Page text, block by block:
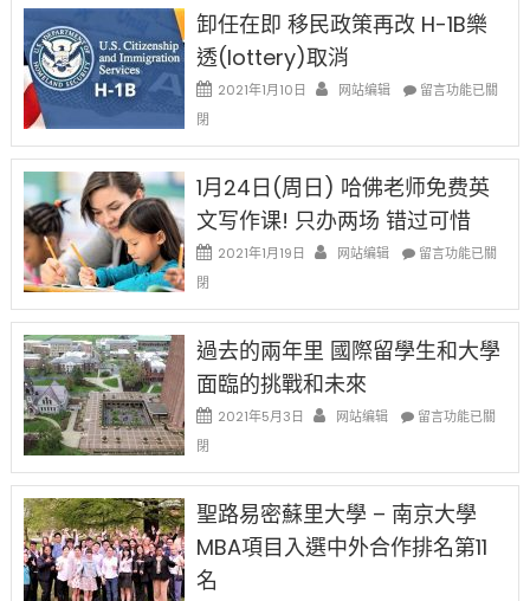
後
開
OPT
開
刀〉
中
讓
話
請
1B
簽
證
高
先
得〉
卸任在即 移民政策再改 H-1B樂
透(lottery)取消
2021年1月10日 网站编辑
在
在
即
移
民
策
改
1B
(lottery)
中
留言功能已關
閉
1月24日(周日) 哈佛老师免费英
文写作课! 只办两场 错过可惜
2021年1月19日 网站编辑
在
24
日
(周
佛
师
费
英
文
留言功能已關
閉
過去的兩年里 國際留學生和大學
面臨的挑戰和未來
2021年5月3日 网站编辑
在
的
兩
年
里
留言功能已關
閉
聖路易密蘇里大學 – 南京大學
MBA項目入選中外合作排名第11
名